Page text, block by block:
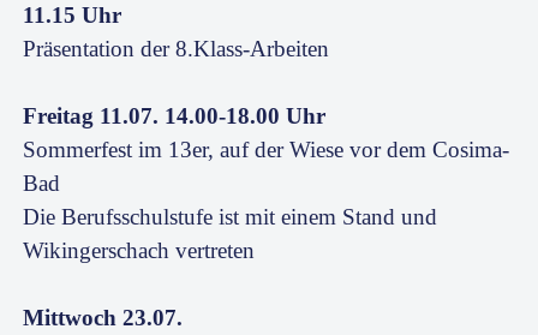
11.15 Uhr
Präsentation der 8.Klass-Arbeiten
Freitag 11.07. 14.00-18.00 Uhr
Sommerfest im 13er, auf der Wiese vor dem Cosima-
Bad
Die Berufsschulstufe ist mit einem Stand und
Wikingerschach vertreten
Mittwoch 23.07.